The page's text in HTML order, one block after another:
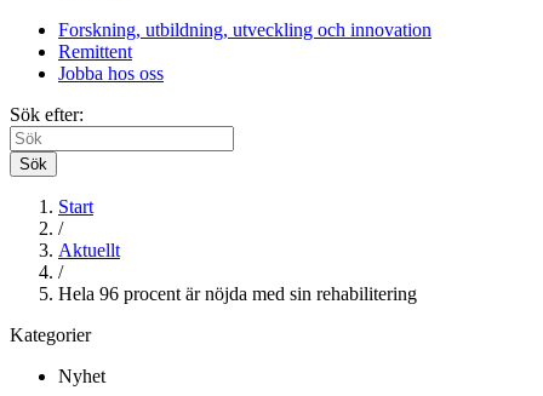
Forskning, utbildning, utveckling och innovation
Remittent
Jobba hos oss
Sök efter:
Sök
Start
/
Aktuellt
/
Hela 96 procent är nöjda med sin rehabilitering
Kategorier
Nyhet